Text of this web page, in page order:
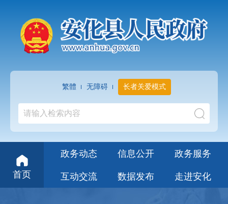
繁體 无障碍 长者关爱模式
首页
政务动态 信息公开 政务服务
互动交流 数据发布 走进安化